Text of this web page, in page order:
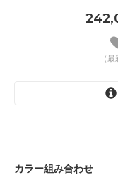
（
天板ダークグレー
カラー組み合わせ